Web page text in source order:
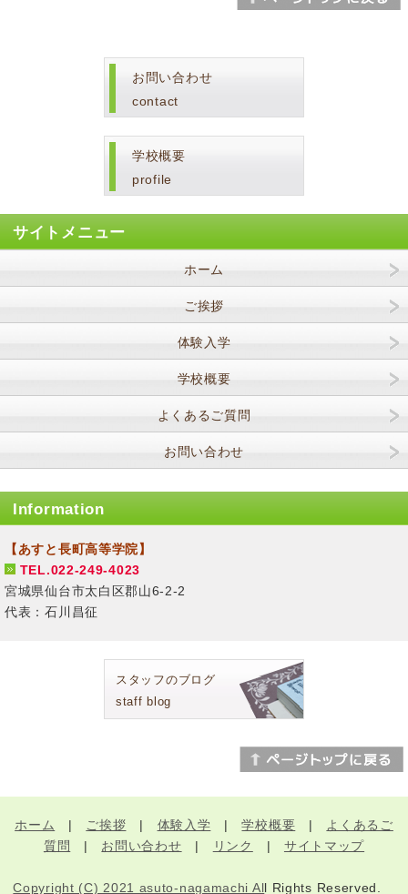
お問い合わせ
contact
学校概要
profile
サイトメニュー
ホーム
ご挨拶
体験入学
学校概要
よくあるご質問
お問い合わせ
Information
【あすと長町高等学院】
TEL.022-249-4023
宮城県仙台市太白区郡山6-2-2
代表：石川昌征
スタッフのブログ
staff blog
ホーム | ご挨拶 | 体験入学 |学校概要 | よくあるご
質問
| お問い合わせ | リンク | サイトマップ
Copyright (C) 2021 asuto-nagamachi All Rights Reserved.